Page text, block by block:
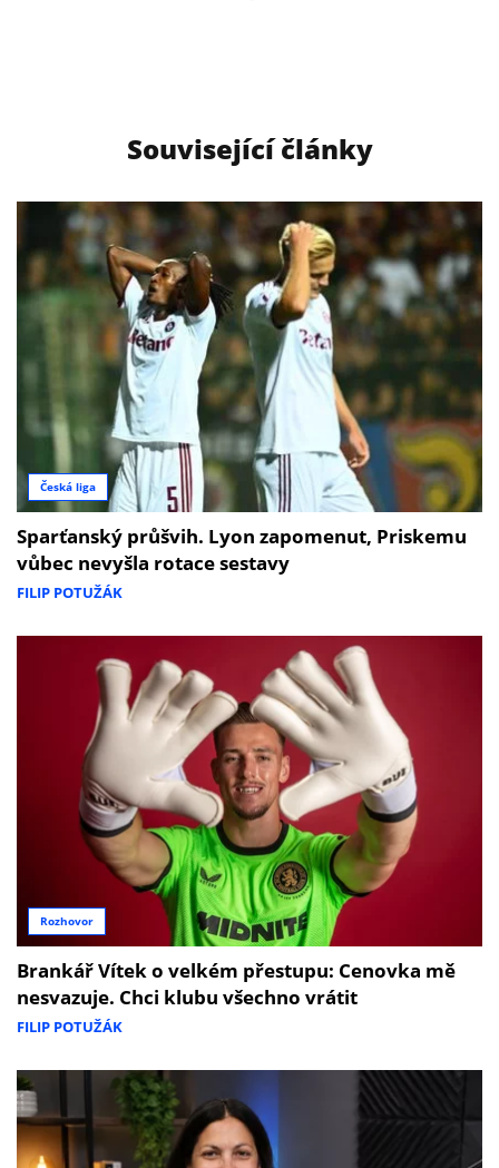
Související články
Česká liga
Sparťanský průšvih. Lyon zapomenut, Priskemu
vůbec nevyšla rotace sestavy
FILIP POTUŽÁK
Rozhovor
Brankář Vítek o velkém přestupu: Cenovka mě
nesvazuje. Chci klubu všechno vrátit
FILIP POTUŽÁK